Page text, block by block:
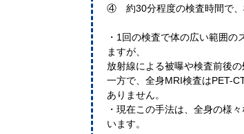
④ 約30分程度の検査時間で、
・1回の検査で体の広い範囲
ますが、
放射線による被曝や検査前後
一方で、全身MRI検査はPET-
ありません。
・現在この手法は、全身の様
います。